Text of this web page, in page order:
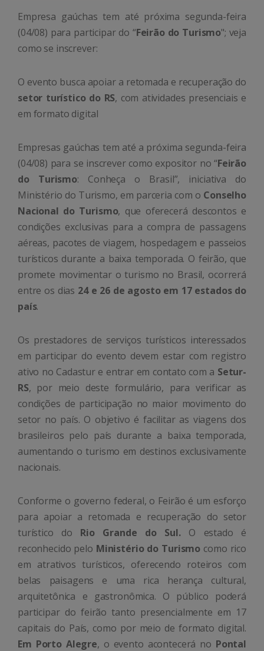
Empresa gaúchas tem até próxima segunda-feira
(04/08) para participar do “Feirão do Turismo"; veja
como se inscrever:
O evento busca apoiar a retomada e recuperação do
setor turístico do RS, com atividades presenciais e
em formato digital
Empresas gaúchas tem até a próxima segunda-feira
(04/08) para se inscrever como expositor no “Feirão
do Turismo: Conheça o Brasil”, iniciativa do
Ministério do Turismo, em parceria com o Conselho
Nacional do Turismo, que oferecerá descontos e
condições exclusivas para a compra de passagens
aéreas, pacotes de viagem, hospedagem e passeios
turísticos durante a baixa temporada. O feirão, que
promete movimentar o turismo no Brasil, ocorrerá
entre os dias 24 e 26 de agosto em 17 estados do
país.
Os prestadores de serviços turísticos interessados
em participar do evento devem estar com registro
ativo no Cadastur e entrar em contato com a Setur-
RS, por meio deste formulário, para verificar as
condições de participação no maior movimento do
setor no país. O objetivo é facilitar as viagens dos
brasileiros pelo país durante a baixa temporada,
aumentando o turismo em destinos exclusivamente
nacionais.
Conforme o governo federal, o Feirão é um esforço
para apoiar a retomada e recuperação do setor
turístico do Rio Grande do Sul.O estado é
reconhecido pelo Ministério do Turismo como rico
em atrativos turísticos, oferecendo roteiros com
belas paisagens e uma rica herança cultural,
arquitetônica e gastronômica. O público poderá
participar do feirão tanto presencialmente em 17
capitais do País, como por meio de formato digital.
Em Porto Alegre, o evento acontecerá no Pontal